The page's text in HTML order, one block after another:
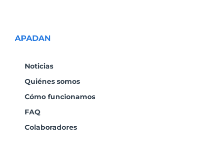
APADAN
Noticias
Quiénes somos
Cómo funcionamos
FAQ
Colaboradores